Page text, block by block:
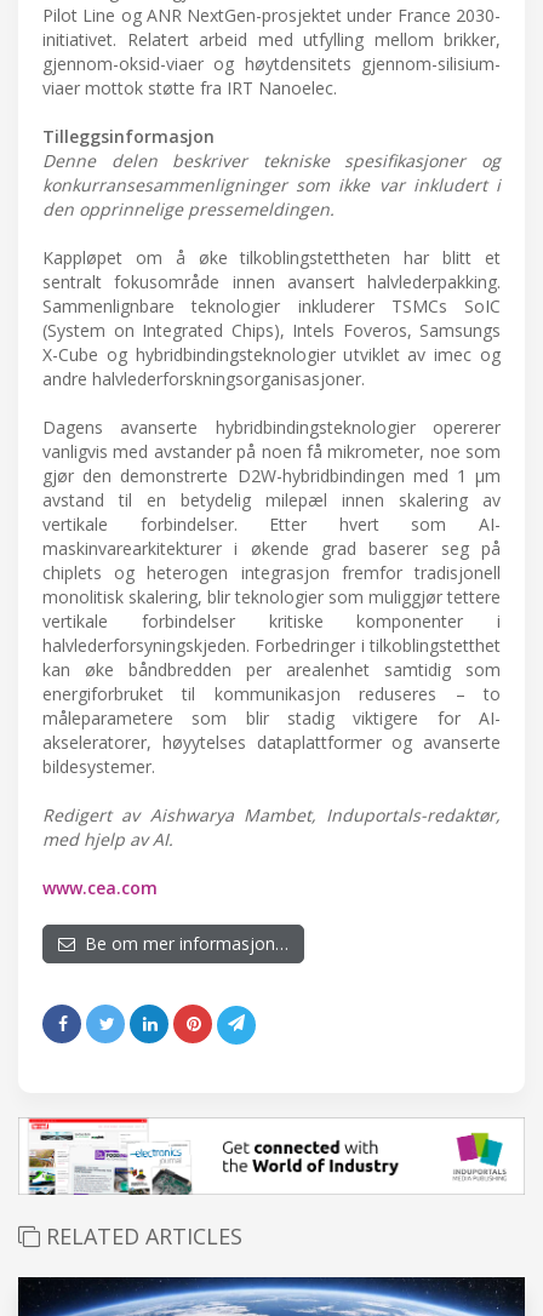
Pilot Line og ANR NextGen-prosjektet under France 2030-
initiativet. Relatert arbeid med utfylling mellom brikker,
gjennom-oksid-viaer og høytdensitets gjennom-silisium-
viaer mottok støtte fra IRT Nanoelec.
Tilleggsinformasjon
Denne delen beskriver tekniske spesifikasjoner og
konkurransesammenligninger som ikke var inkludert i
den opprinnelige pressemeldingen.
Kappløpet om å øke tilkoblingstettheten har blitt et
sentralt fokusområde innen avansert halvlederpakking.
Sammenlignbare teknologier inkluderer TSMCs SoIC
(System on Integrated Chips), Intels Foveros, Samsungs
X-Cube og hybridbindingsteknologier utviklet av imec og
andre halvlederforskningsorganisasjoner.
Dagens avanserte hybridbindingsteknologier opererer
vanligvis med avstander på noen få mikrometer, noe som
gjør den demonstrerte D2W-hybridbindingen med 1 μm
avstand til en betydelig milepæl innen skalering av
vertikale forbindelser. Etter hvert som AI-
maskinvarearkitekturer i økende grad baserer seg på
chiplets og heterogen integrasjon fremfor tradisjonell
monolitisk skalering, blir teknologier som muliggjør tettere
vertikale forbindelser kritiske komponenter i
halvlederforsyningskjeden. Forbedringer i tilkoblingstetthet
kan øke båndbredden per arealenhet samtidig som
energiforbruket til kommunikasjon reduseres – to
måleparametere som blir stadig viktigere for AI-
akseleratorer, høyytelses dataplattformer og avanserte
bildesystemer.
Redigert av Aishwarya Mambet, Induportals-redaktør,
med hjelp av AI.
www.cea.com
Be om mer informasjon…
RELATED ARTICLES